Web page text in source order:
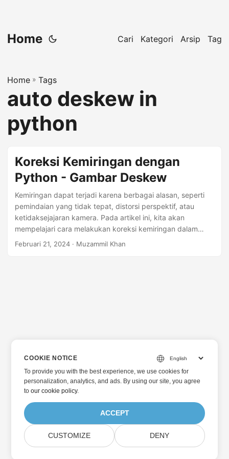
Home Cari Kategori Arsip Tag
Home » Tags
auto deskew in
python
Koreksi Kemiringan dengan
Python - Gambar Deskew
Kemiringan dapat terjadi karena berbagai alasan, seperti
pemindaian yang tidak tepat, distorsi perspektif, atau
ketidaksejajaran kamera. Pada artikel ini, kita akan
mempelajari cara melakukan koreksi kemiringan dalam
pemrosesan gambar menggunakan Python.
Februari 21, 2024 · Muzammil Khan
COOKIE NOTICE
To provide you with the best experience, we use cookies for
personalization, analytics, and ads. By using our site, you agree
toour cookie policy.
ACCEPT
CUSTOMIZE DENY